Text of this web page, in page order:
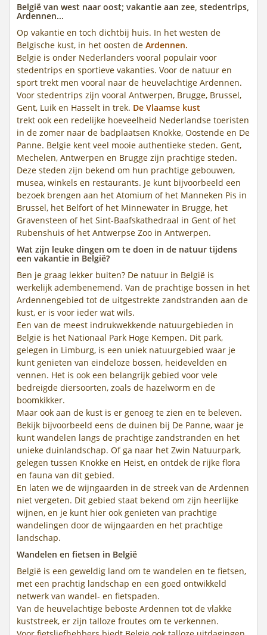
België van west naar oost; vakantie aan zee, stedentrips,
Ardennen...
Op vakantie en toch dichtbij huis. In het westen de
Belgische kust, in het oosten de Ardennen.
België is onder Nederlanders vooral populair voor
stedentrips en sportieve vakanties. Voor de natuur en
sport trekt men vooral naar de heuvelachtige Ardennen.
Voor stedentrips zijn vooral Antwerpen, Brugge, Brussel,
Gent, Luik en Hasselt in trek. De Vlaamse kust
trekt ook een redelijke hoeveelheid Nederlandse toeristen
in de zomer naar de badplaatsen Knokke, Oostende en De
Panne. Belgie kent veel mooie authentieke steden. Gent,
Mechelen, Antwerpen en Brugge zijn prachtige steden.
Deze steden zijn bekend om hun prachtige gebouwen,
musea, winkels en restaurants. Je kunt bijvoorbeeld een
bezoek brengen aan het Atomium of het Manneken Pis in
Brussel, het Belfort of het Minnewater in Brugge, het
Gravensteen of het Sint-Baafskathedraal in Gent of het
Rubenshuis of het Antwerpse Zoo in Antwerpen.
Wat zijn leuke dingen om te doen in de natuur tijdens
een vakantie in België?
Ben je graag lekker buiten? De natuur in België is
werkelijk adembenemend. Van de prachtige bossen in het
Ardennengebied tot de uitgestrekte zandstranden aan de
kust, er is voor ieder wat wils.
Een van de meest indrukwekkende natuurgebieden in
België is het Nationaal Park Hoge Kempen. Dit park,
gelegen in Limburg, is een uniek natuurgebied waar je
kunt genieten van eindeloze bossen, heidevelden en
vennen. Het is ook een belangrijk gebied voor vele
bedreigde diersoorten, zoals de hazelworm en de
boomkikker.
Maar ook aan de kust is er genoeg te zien en te beleven.
Bekijk bijvoorbeeld eens de duinen bij De Panne, waar je
kunt wandelen langs de prachtige zandstranden en het
unieke duinlandschap. Of ga naar het Zwin Natuurpark,
gelegen tussen Knokke en Heist, en ontdek de rijke flora
en fauna van dit gebied.
En laten we de wijngaarden in de streek van de Ardennen
niet vergeten. Dit gebied staat bekend om zijn heerlijke
wijnen, en je kunt hier ook genieten van prachtige
wandelingen door de wijngaarden en het prachtige
landschap.
Wandelen en fietsen in België
België is een geweldig land om te wandelen en te fietsen,
met een prachtig landschap en een goed ontwikkeld
netwerk van wandel- en fietspaden.
Van de heuvelachtige beboste Ardennen tot de vlakke
kuststreek, er zijn talloze froutes om te verkennen.